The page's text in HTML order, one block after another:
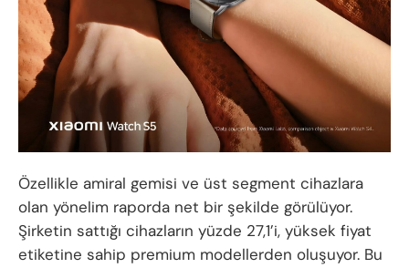
Özellikle amiral gemisi ve üst segment cihazlara
olan yönelim raporda net bir şekilde görülüyor.
Şirketin sattığı cihazların yüzde 27,1’i, yüksek fiyat
etiketine sahip premium modellerden oluşuyor. Bu